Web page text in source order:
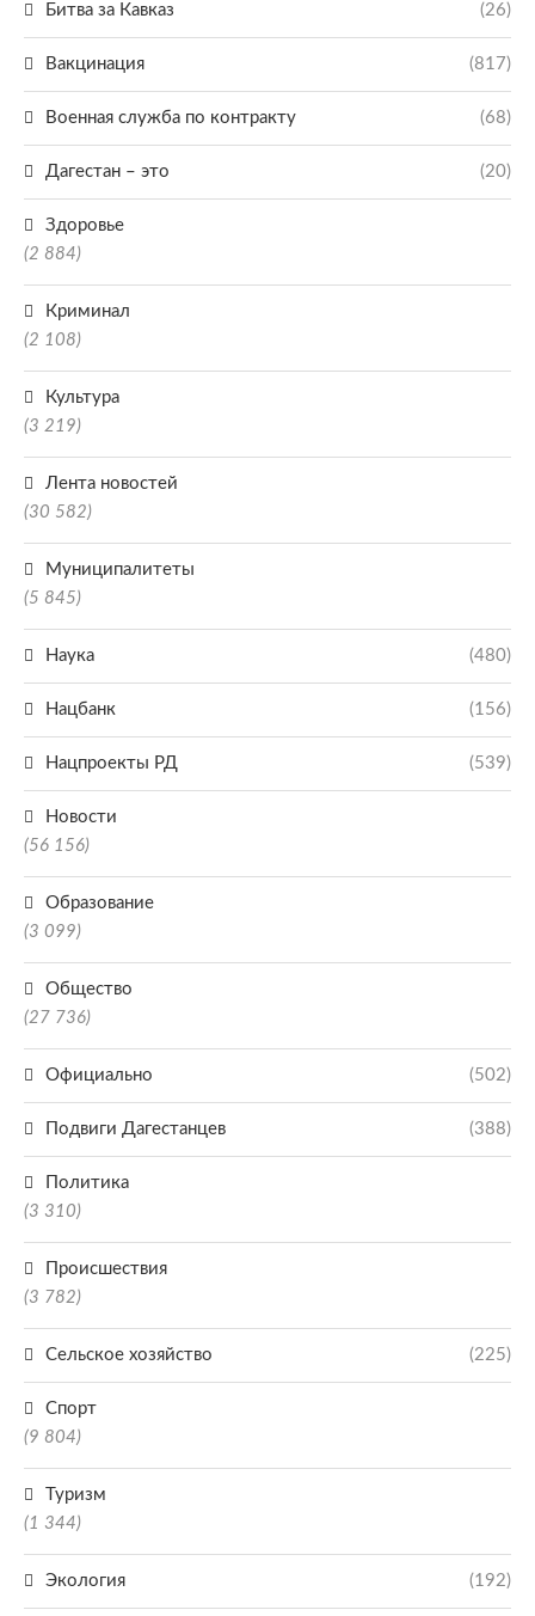
Битва за Кавказ (26)
Вакцинация (817)
Военная служба по контракту (68)
Дагестан – это (20)
Здоровье
(2 884)
Криминал
(2 108)
Культура
(3 219)
Лента новостей
(30 582)
Муниципалитеты
(5 845)
Наука (480)
Нацбанк (156)
Нацпроекты РД (539)
Новости
(56 156)
Образование
(3 099)
Общество
(27 736)
Официально (502)
Подвиги Дагестанцев (388)
Политика
(3 310)
Происшествия
(3 782)
Сельское хозяйство (225)
Спорт
(9 804)
Туризм
(1 344)
Экология (192)